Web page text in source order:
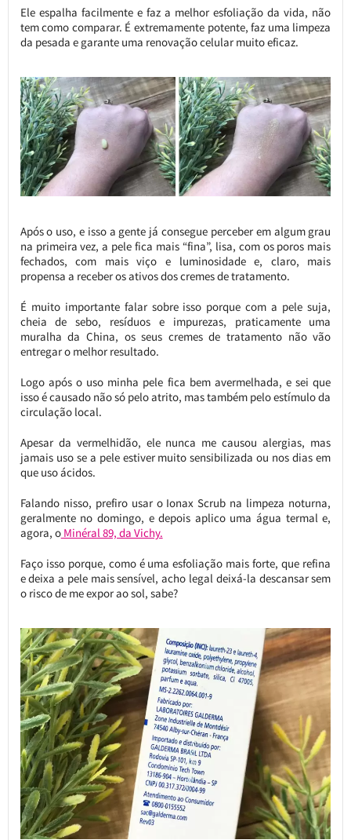
Ele espalha facilmente e faz a melhor esfoliação da vida, não
tem como comparar. É extremamente potente, faz uma limpeza
da pesada e garante uma renovação celular muito eficaz.
Após o uso, e isso a gente já consegue perceber em algum grau
na primeira vez, a pele fica mais “fina”, lisa, com os poros mais
fechados, com mais viço e luminosidade e, claro, mais
propensa a receber os ativos dos cremes de tratamento.
É muito importante falar sobre isso porque com a pele suja,
cheia de sebo, resíduos e impurezas, praticamente uma
muralha da China, os seus cremes de tratamento não vão
entregar o melhor resultado.
Logo após o uso minha pele fica bem avermelhada, e sei que
isso é causado não só pelo atrito, mas também pelo estímulo da
circulação local.
Apesar da vermelhidão, ele nunca me causou alergias, mas
jamais uso se a pele estiver muito sensibilizada ou nos dias em
que uso ácidos.
Falando nisso, prefiro usar o Ionax Scrub na limpeza noturna,
geralmente no domingo, e depois aplico uma água termal e,
agora, oMinéral 89, da Vichy.
Faço isso porque, como é uma esfoliação mais forte, que refina
e deixa a pele mais sensível, acho legal deixá-la descansar sem
o risco de me expor ao sol, sabe?